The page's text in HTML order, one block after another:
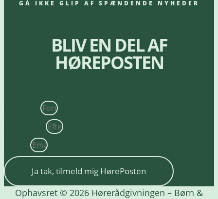
GÅ IKKE GLIP AF SPÆNDENDE NYHEDER
BLIV EN DEL AF
HØREPOSTEN
Ja tak, tilmeld mig HørePosten
Ophavsret © 2026 Hørerådgivningen – Børn &